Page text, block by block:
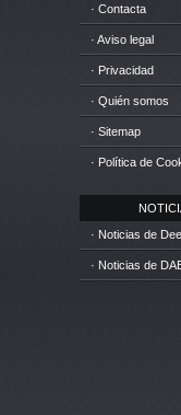
· Contacta
· Aviso legal
· Privacidad
· Quién somos
· Sitemap
· Política de
· Noticias de
· Noticias de